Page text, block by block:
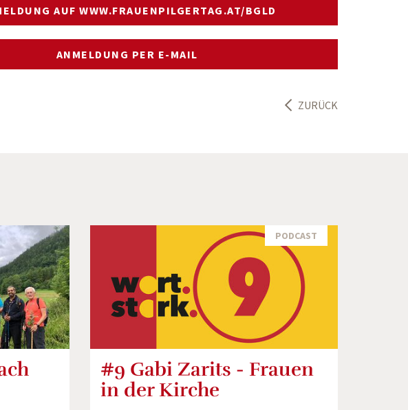
AUF WWW.FRAUENPILGERTAG.AT/BGLD
ANMELDUNG PER E-MAIL
ZURÜCK
PODCAST
#9 Gabi Zarits - Frauen
in der Kirche